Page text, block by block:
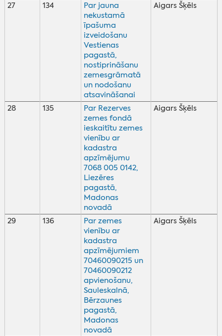
27 134
Par jauna
nekustamā
īpašuma
izveidošanu
Vestienas
pagastā,
nostiprināšanu
zemesgrāmatā
un nodošanu
atsavināšanai
Aigars Šķēls
28 135
Par Rezerves
zemes fondā
ieskaitītu zemes
vienību ar
kadastra
apzīmējumu
7068 005 0142,
Liezēres
pagastā,
Madonas
novadā
Aigars Šķēls
29 136
Par zemes
vienību ar
kadastra
apzīmējumiem
70460090215 un
70460090212
apvienošanu,
Sauleskalnā,
Bērzaunes
pagastā,
Madonas
novadā
Aigars Šķēls